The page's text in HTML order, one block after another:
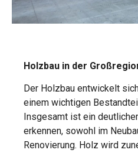
Holzbau in der
Der Holzbau entwickelt
einem wichtigen
Insgesamt ist ein
erkennen, sowohl im
Renovierung. Holz wird